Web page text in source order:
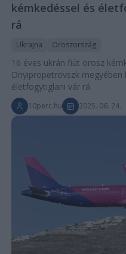
kémkedéssel és
rá
Ukrajna Oroszország
16 éves ukrán fiút orosz
Dnyipropetrovszk
életfogytiglani vár rá.
10perc.hu 2025. 06. 24.